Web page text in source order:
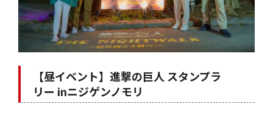
【昼イベント】進撃の巨人 スタンプラ
リー inニジゲンノモリ